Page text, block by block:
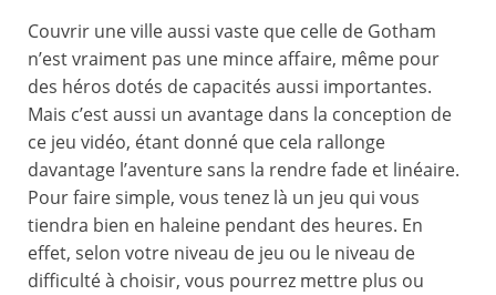
Couvrir une ville aussi vaste que celle de Gotham
n’est vraiment pas une mince affaire, même pour
des héros dotés de capacités aussi importantes.
Mais c’est aussi un avantage dans la conception de
ce jeu vidéo, étant donné que cela rallonge
davantage l’aventure sans la rendre fade et linéaire.
Pour faire simple, vous tenez là un jeu qui vous
tiendra bien en haleine pendant des heures. En
effet, selon votre niveau de jeu ou le niveau de
difficulté à choisir, vous pourrez mettre plus ou